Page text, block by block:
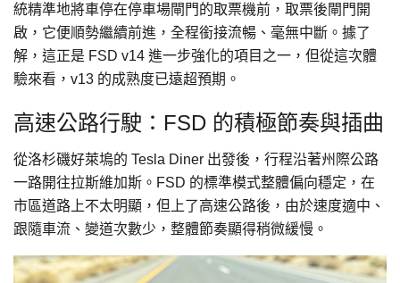
統精準地將車停在停車場閘門的取票機前，取票後閘門開
啟，它便順勢繼續前進，全程銜接流暢、毫無中斷。據了
解，這正是 FSD v14 進一步強化的項目之一，但從這次體
驗來看，v13 的成熟度已遠超預期。
高速公路行駛：FSD 的積極節奏與插曲
從洛杉磯好萊塢的 Tesla Diner 出發後，行程沿著州際公路
一路開往拉斯維加斯。FSD 的標準模式整體偏向穩定，在
市區道路上不太明顯，但上了高速公路後，由於速度適中、
跟隨車流、變道次數少，整體節奏顯得稍微緩慢。